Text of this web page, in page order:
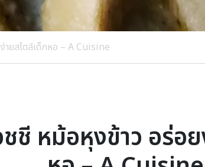
ายสไตล์เด็กหอ – A Cuisine
ชี หม้อหุงข้าว อร่อ